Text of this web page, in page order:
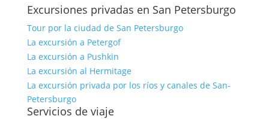
Excursiones privadas en San Petersburgo
Tour por la ciudad de San Petersburgo
La excursión a Petergof
La excursión a Pushkin
La excursión al Hermitage
La excursión privada por los ríos y canales de San-
Petersburgo
Servicios de viaje